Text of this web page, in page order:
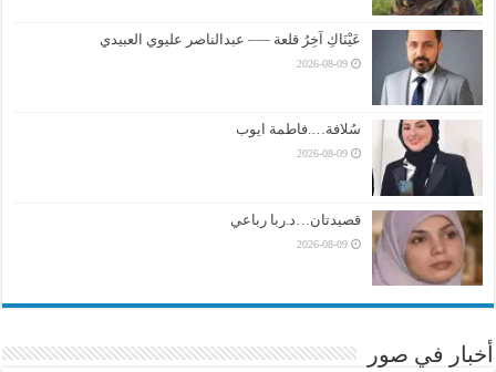
عَيْنَاكِ آخِرُ قلعة —– عبدالناصر عليوي العبيدي
2026-08-09
سُلافة….فاطمة ايوب
2026-08-09
قصيدتان…د.ربا رباعي
2026-08-09
أخبار في صور